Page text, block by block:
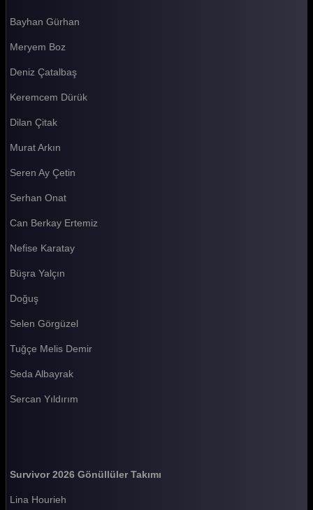
Survivor 2026 84. Bölüm
Survivor 2026 83. Bölüm
Survivor 2026 82. Bölüm
Survivor 2026 81. Bölüm
Survivor 2026 80. Bölüm
Survivor 2026 79. Bölüm
Survivor 2026 78. Bölüm
Survivor 2026 77. Bölüm
Survivor 2026 76. Bölüm
Survivor 2026 75. Bölüm
Survivor 2026 74. Bölüm
Survivor 2026 72. Bölüm
Survivor 2026 71. Bölüm
Survivor 2026 70. Bölüm
Survivor 2026 69. Bölüm
Survivor 2026 66. Bölüm
Survivor 2026 65. Bölüm
Bayhan Gürhan
Meryem Boz
Deniz Çatalbaş
Keremcem Dürük
Dilan Çitak
Murat Arkın
Seren Ay Çetin
Serhan Onat
Can Berkay Ertemiz
Nefise Karatay
Büşra Yalçın
Doğuş
Selen Görgüzel
Tuğçe Melis Demir
Seda Albayrak
Sercan Yıldırım
Survivor 2026 Gönüllüler Takımı
Lina Hourieh